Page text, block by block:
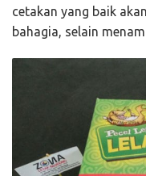
cetakan yang baik
bahagia, selain